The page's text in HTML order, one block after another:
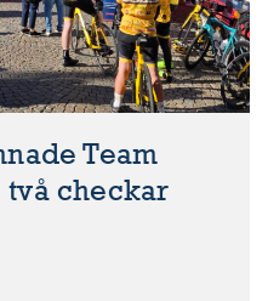
Team
två checkar